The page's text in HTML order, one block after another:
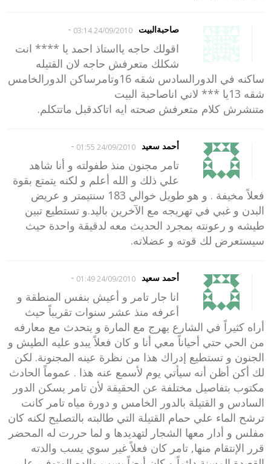
صاحبةالبيت 24/09/2010 03:14
-
اقولك حاجه يااستاذ احمد يا **** انت
شكلك متعرفش حاجه لان القتيله
ساكنه في الدورالسادس شقه 16وتامرساكن الدورالخامس
شقه 13يا *** لاني اناصاحبة البيت
متنشرش كلام متعرفش صحته ايه اتاكدقبل ماتتكلم.
أحمد سعيد 24/09/2010 01:55
-
تامر مجنون منذ طفولته و أنا شاهد
علي ذلك و الله أعلم و لكنه يتمتع بقوة
فعلاً مخيفة . و هو طويل خوالي 183 سنتيمتر و عريض
البدن و غبي في تهريجه مع الآخرين باليد.و تستطيع تبين
طيشه و رعونته بمجرد الحديث معه لدقيقة واحدة حيث
سيستعرض لك قوته و عضلاته.
أحمد سعيد 24/09/2010 01:49
-
انا جار تامر و أعيش بنفس المنطقة و
أعرفه منذ عشر سنوات تقريباً حيث
أراه كثيراً في الشارع يهرج مع المارة و يتحدث مع معارفه
من الحي حتي أحياناً معي أنا و كان فعلاً يبدو عليه الطيش و
الجنون و تستطيع إدراك هذا من نظرة عينه المجنونة. لكن
لك أكن أظن أنه سيأتي يوم لأسمع عنه هذا . عموماً الحادث
مكتوب بتفاصيل مختلفة عن الحقيقة لأن تامر يسكن الدور
السادس و القتيلة بالدور الخامس و دورة مياه تامر كانت
ترشح الماء علي حمام القتيلة التي طالبته بالتصليح لكنه كان
مفلس و أدار معها الشجار لتهديدها و لما حررت له المحضر
قرر الإنتقام منها, تامر كان فعلاً غير سوي يسب والدته